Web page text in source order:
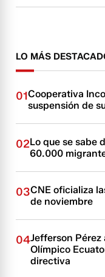
LO MÁS
01Cooperativa
suspensión de
02Lo que se sabe
60.000
03CNE oficializa
de noviembre
04Jefferson Pérez
Olímpico
directiva